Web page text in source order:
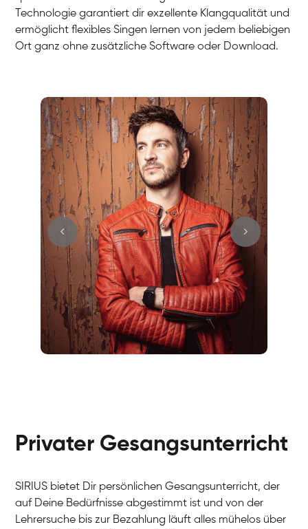
Technologie garantiert dir exzellente Klangqualität und
ermöglicht flexibles Singen lernen von jedem beliebigen
Ort ganz ohne zusätzliche Software oder Download.
Stefan
Gesang / Vocal
Gesang / Vocal
Anna
Gesang / Vocal
Gesang / Vocal
Gesang / Vocal
Privater Gesangsunterricht
SIRIUS bietet Dir persönlichen Gesangsunterricht, der
auf Deine Bedürfnisse abgestimmt ist und von der
Lehrersuche bis zur Bezahlung läuft alles mühelos über